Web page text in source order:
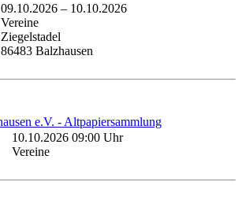
09.10.2026 – 10.10.2026
Vereine
Ziegelstadel
86483 Balzhausen
e.V. - Altpapiersammlung
10.10.2026 09:00 Uhr
Vereine